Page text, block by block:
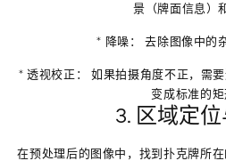
景（牌面信息）
* 降噪： 去除图像中的
*透视校正：
如果拍摄角度不正，需要
变成标准的矩
3. 区域定位
在预处理后的图像中，找到扑克牌所